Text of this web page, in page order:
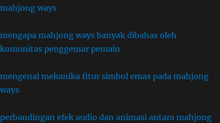
mahjong ways
mengapa mahjong ways banyak dibahas oleh
komunitas penggemar pemain
mengenal mekanika fitur simbol emas pada mahjong
ways
perbandingan efek audio dan animasi antara mahjong